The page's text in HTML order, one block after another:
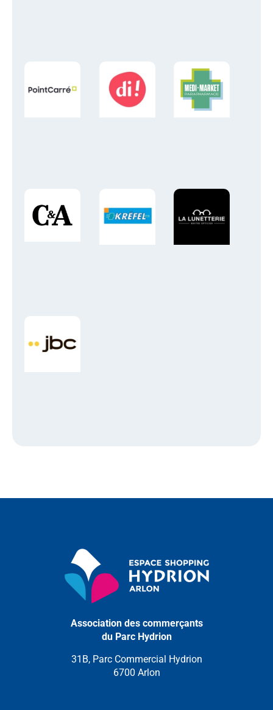
Association des commerçants
du Parc Hydrion
31B, Parc Commercial Hydrion
6700 Arlon